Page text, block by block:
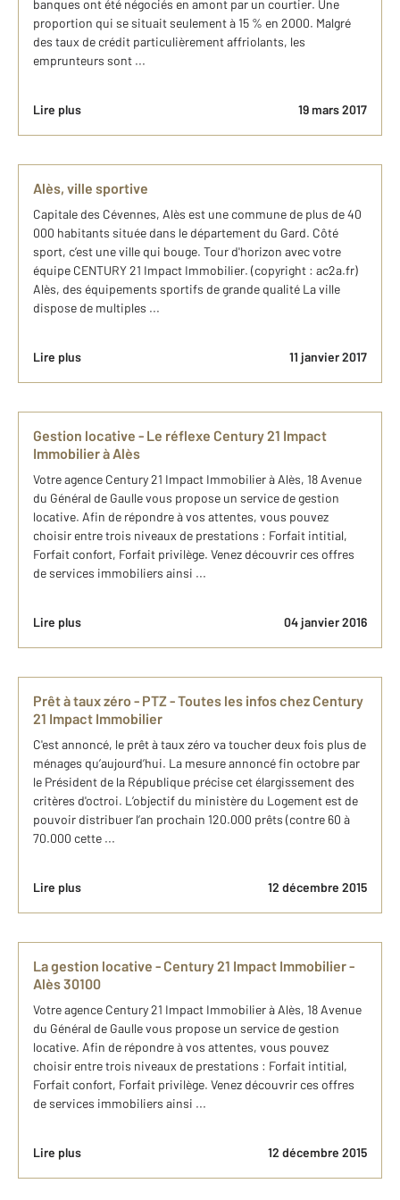
banques ont été négociés en amont par un courtier. Une
proportion qui se situait seulement à 15 % en 2000. Malgré
des taux de crédit particulièrement affriolants, les
emprunteurs sont ...
Lire plus 19 mars 2017
Alès, ville sportive
Capitale des Cévennes, Alès est une commune de plus de 40
000 habitants située dans le département du Gard. Côté
sport, c’est une ville qui bouge. Tour d'horizon avec votre
équipe CENTURY 21 Impact Immobilier. (copyright : ac2a.fr)
Alès, des équipements sportifs de grande qualité La ville
dispose de multiples ...
Lire plus 11 janvier 2017
Gestion locative - Le réflexe Century 21 Impact
Immobilier à Alès
Votre agence Century 21 Impact Immobilier à Alès, 18 Avenue
du Général de Gaulle vous propose un service de gestion
locative. Afin de répondre à vos attentes, vous pouvez
choisir entre trois niveaux de prestations : Forfait intitial,
Forfait confort, Forfait privilège. Venez découvrir ces offres
de services immobiliers ainsi ...
Lire plus 04 janvier 2016
Prêt à taux zéro - PTZ - Toutes les infos chez Century
21 Impact Immobilier
C'est annoncé, le prêt à taux zéro va toucher deux fois plus de
ménages qu’aujourd’hui. La mesure annoncé fin octobre par
le Président de la République précise cet élargissement des
critères d'octroi. L’objectif du ministère du Logement est de
pouvoir distribuer l’an prochain 120.000 prêts (contre 60 à
70.000 cette ...
Lire plus 12 décembre 2015
La gestion locative - Century 21 Impact Immobilier -
Alès 30100
Votre agence Century 21 Impact Immobilier à Alès, 18 Avenue
du Général de Gaulle vous propose un service de gestion
locative. Afin de répondre à vos attentes, vous pouvez
choisir entre trois niveaux de prestations : Forfait intitial,
Forfait confort, Forfait privilège. Venez découvrir ces offres
de services immobiliers ainsi ...
Lire plus 12 décembre 2015